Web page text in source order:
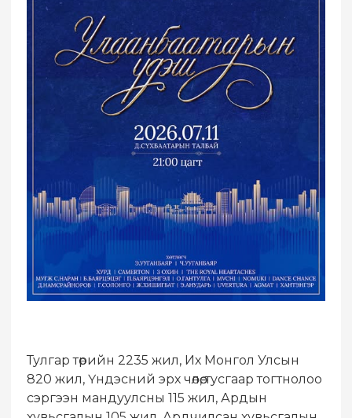
Тулгар төрийн 2235 жил, Их Монгол Улсын
820 жил, Үндэсний эрх чөлөө, тусгаар тогтнолоо
сэргээн мандуулсны 115 жил, Ардын